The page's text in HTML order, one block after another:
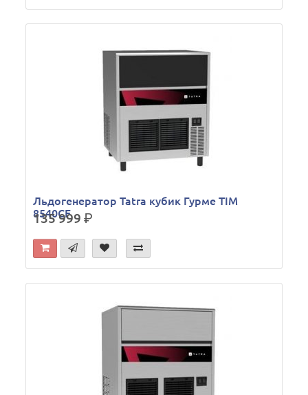
Льдогенератор Tatra кубик Гурме TIM
8540CF
135 999р.